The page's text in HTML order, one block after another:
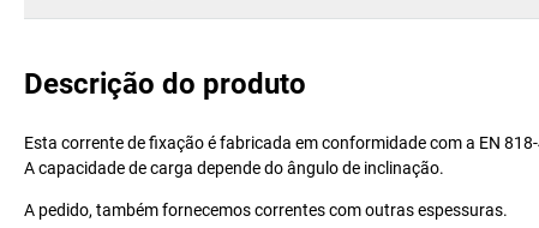
Descrição do produto
Esta corrente de fixação é fabricada em conformidade com a EN
A capacidade de carga depende do ângulo de inclinação.
A pedido, também fornecemos correntes com outras espessuras.